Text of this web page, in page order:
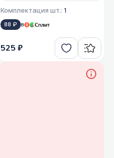
Комплектация шт.: 1
88 ₽ в
525 ₽